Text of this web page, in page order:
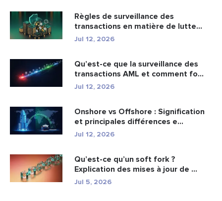
Règles de surveillance des
transactions en matière de lutte
cont...
Jul 12, 2026
Qu’est-ce que la surveillance des
transactions AML et comment fo...
Jul 12, 2026
Onshore vs Offshore : Signification
et principales différences e...
Jul 12, 2026
Qu’est-ce qu’un soft fork ?
Explication des mises à jour de ...
Jul 5, 2026